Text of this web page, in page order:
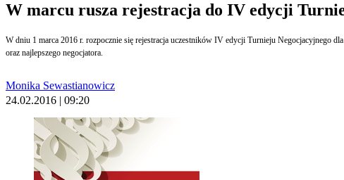
W marcu rusza rejestracja do IV edycji
W dniu 1 marca 2016 r. rozpocznie się rejestracja uczestników IV edycji Turnieju Negocjacyjnego
oraz najlepszego negocjatora.
Monika Sewastianowicz
24.02.2016 | 09:20